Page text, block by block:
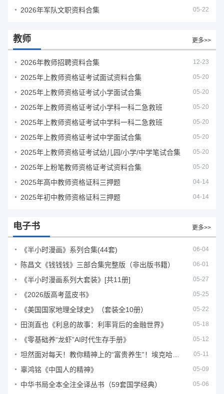
2026年军队文职资料合集 05-22
教师 更多>>
2026年教师招聘资料合集 12-23
2025年上教师资格证考试面试资料合集 05-20
2025年上教师资格证考试小学面试合集 05-20
2025年上教师资格证考试小学科一科二急救班 05-20
2025年上教师资格证考试中学科一科二急救班 05-20
2025年上教师资格证考试中学面试合集 05-20
2025年上教师资格证考试幼儿园/小学/中学笔试合集 05-20
2025年上粉笔教师资格证考试资料合集 05-20
2025年高中教师资格证科三押题 04-14
2025年初中教师资格证科三押题 04-14
电子书 更多>>
《半小时漫画》系列合集(44套) 06-04
陈昌文《钱钱钱》三部合集完整版（非出版书籍） 06-01
《半小时漫画系列大套装》[共11册] 05-27
《2026版高考蓝皮书》 05-25
《美国国家地理全球史》（套装全10册） 05-22
田渕直也《利息的故事：利率背后的金融世界》 05-18
《零基础养“龙虾”AI时代生存手册》 05-12
05-11
辜鸿铭《中国人的精神》 05-09
中华书局全本全注全译丛书（59套国学经典） 05-06